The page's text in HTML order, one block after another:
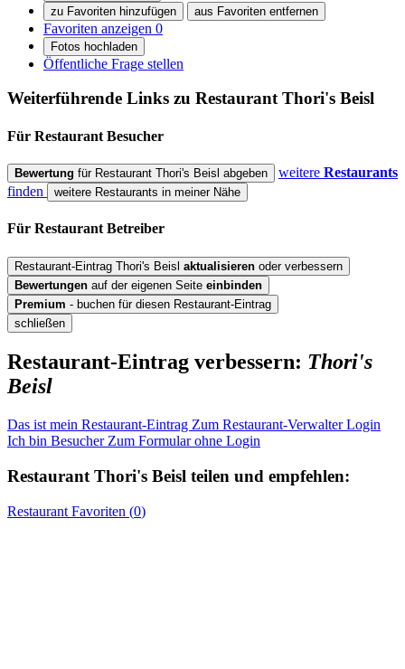
zu Favoriten hinzufügen
aus Favoriten entfernen
Favoriten anzeigen 0
Fotos hochladen
Öffentliche Frage stellen
Weiterführende Links zu RestaurantThori's Beisl
Für Restaurant Besucher
Bewertung für Restaurant Thori's Beisl abgeben weitere Restaurants
finden
weitere Restaurants in meiner Nähe
Für Restaurant Betreiber
Restaurant-Eintrag Thori's Beisl aktualisieren oder verbessern
Bewertungen auf der eigenen Seite einbinden
Premium - buchen für diesen Restaurant-Eintrag
schließen
Restaurant-Eintrag verbessern: Thori's
Beisl
Das ist mein Restaurant-Eintrag Zum Restaurant-Verwalter Login
Ich bin Besucher Zum Formular ohne Login
Restaurant Thori's Beisl teilen und empfehlen:
Restaurant Favoriten (0)